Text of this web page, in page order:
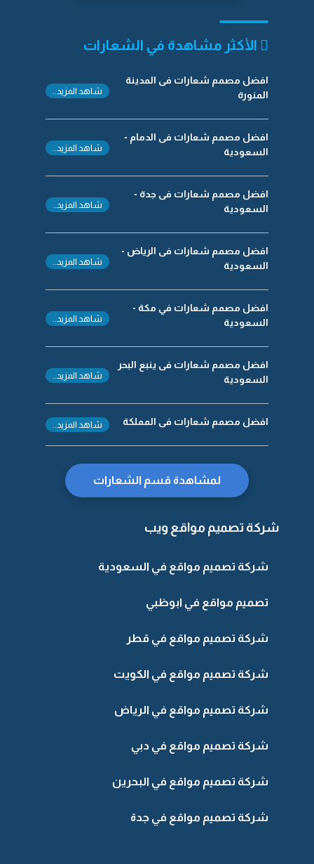
الأكثر مشاهدة في الشعارات
افضل مصمم شعارات فى المدينة
المنورة
شاهد المزيد..
افضل مصمم شعارات فى الدمام -
السعودية
شاهد المزيد..
افضل مصمم شعارات فى جدة -
السعودية
شاهد المزيد..
افضل مصمم شعارات فى الرياض -
السعودية
شاهد المزيد..
افضل مصمم شعارات في مكة -
السعودية
شاهد المزيد..
افضل مصمم شعارات فى ينبع البحر
السعودية
شاهد المزيد..
افضل مصمم شعارات فى المملكة شاهد المزيد..
لمشاهدة قسم الشعارات
شركة تصميم مواقع ويب
شركة تصميم مواقع في السعودية
تصميم مواقع في ابوظبي
شركة تصميم مواقع في قطر
شركة تصميم مواقع في الكويت
شركة تصميم مواقع في الرياض
شركة تصميم مواقع في دبي
شركة تصميم مواقع في البحرين
شركة تصميم مواقع في جدة